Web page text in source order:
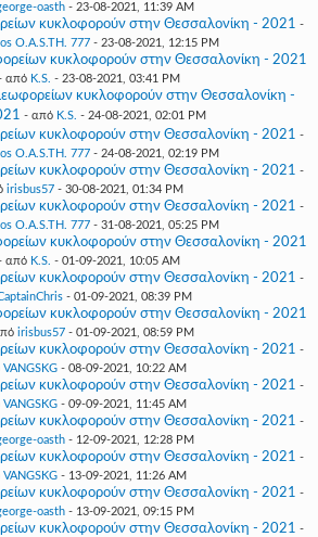
oasth- 23-08-2021, 11:39 AM
κυκλοφορούν στην Θεσσαλονίκη - 2021 -
O.A.S.TH. 777- 23-08-2021, 12:15 PM
κυκλοφορούν στην Θεσσαλονίκη - 2021
από K.S. - 23-08-2021, 03:41 PM
λεωφορείων κυκλοφορούν στην Θεσσαλονίκη -
- από K.S. - 24-08-2021, 02:01 PM
κυκλοφορούν στην Θεσσαλονίκη - 2021 -
O.A.S.TH. 777- 24-08-2021, 02:19 PM
κυκλοφορούν στην Θεσσαλονίκη - 2021 -
irisbus57- 30-08-2021, 01:34 PM
κυκλοφορούν στην Θεσσαλονίκη - 2021 -
O.A.S.TH. 777- 31-08-2021, 05:25 PM
κυκλοφορούν στην Θεσσαλονίκη - 2021
από K.S. - 01-09-2021, 10:05 AM
κυκλοφορούν στην Θεσσαλονίκη - 2021 -
- 01-09-2021, 08:39 PM
κυκλοφορούν στην Θεσσαλονίκη - 2021
irisbus57- 01-09-2021, 08:59 PM
κυκλοφορούν στην Θεσσαλονίκη - 2021 -
VANGSKG- 08-09-2021, 10:22 AM
κυκλοφορούν στην Θεσσαλονίκη - 2021 -
VANGSKG- 09-09-2021, 11:45 AM
κυκλοφορούν στην Θεσσαλονίκη - 2021 -
oasth- 12-09-2021, 12:28 PM
κυκλοφορούν στην Θεσσαλονίκη - 2021 -
VANGSKG- 13-09-2021, 11:26 AM
κυκλοφορούν στην Θεσσαλονίκη - 2021 -
oasth- 13-09-2021, 09:15 PM
κυκλοφορούν στην Θεσσαλονίκη - 2021 -